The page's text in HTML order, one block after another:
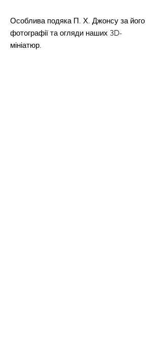
Особлива подяка П. Х. Джонсу за його
фотографії та огляди наших 3D-
мініатюр.